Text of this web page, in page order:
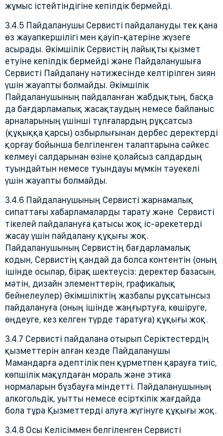
жұмыс істейтіндігіне кепілдік бермейді.
3.4.5 Пайдаланушы Сервисті пайдалануды тек қана
өз жауапкершілігі мен қауіп-қатеріне жүзеге
асырады. Әкімшілік Сервистің лайықты қызмет
етуіне кепілдік бермейді және Пайдаланушыға
Сервисті Пайдалану нәтижесінде келтірілген зиян
үшін жауапты болмайды. Әкімшілік
Пайдаланушының пайдаланған жабдықтың, басқа
да бағдарламалық жасақтаудың немесе байланыс
арналарының үшінші тұлғалардың рұқсатсыз
(құқыққа қарсы) озбырлығынан дербес деректерді
қорғау бойынша белгіленген талаптарына сәйкес
келмеуі салдарынан өзiне қолайсыз салдардың
туындайтын немесе туындауы мүмкін тәуекелі
үшін жауапты болмайды.
3.4.6 Пайдаланушының Сервисті жарнамалық
сипаттағы хабарламаларды тарату және Сервисті
тікелей пайдалануға қатысы жоқ іс-әрекетерді
жасау үшін пайдалану құқығы жоқ.
Пайдаланушының Сервистің бағдарламалық
кодын, Сервистің қандай да болса контентін (оның
ішінде осылар, бірақ шектеусіз: деректер базасын,
мәтін, дизайн элементтерін, графикалық
бейнелеулер) Әкімшіліктің жазбалы рұқсатынсыз
пайдалануға (оның ішінде жаңғыртуға, көшіруге,
өңдеуге, кез келген түрде таратуға) құқығы жоқ.
3.4.7 Сервисті пайдалана отырып Серіктестердің
қызметтерін алған кезде Пайдаланушы
Мамандарға әдептілік пен құрметпен қарауға тиіс,
көпшілік мақұлдаған мораль және этика
нормаларын бұзбауға міндетті. Пайдаланушының
алкогольдік, уытты немесе есірткілік жағдайда
бола тұра Қызметтерді алуға жүгінуге құқығы жоқ.
3.4.8 Осы Келісіммен белгіленген Сервисті